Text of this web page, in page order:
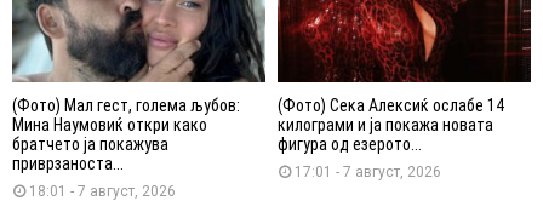
(Фото) Мал гест, голема љубов:
Мина Наумовиќ откри како
братчето ја покажува
приврзаноста...
18:01 - 7 август, 2026
(Фото) Сека Алексиќ ослабе 14
килограми и ја покажа новата
фигура од езерото...
17:01 - 7 август, 2026